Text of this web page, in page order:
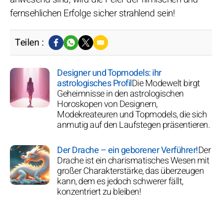
fernsehlichen Erfolge sicher strahlend sein!
Teilen :
Designer und Topmodels: ihr
astrologisches ProfilDie Modewelt birgt
Geheimnisse in den astrologischen
Horoskopen von Designern,
Modekreateuren und Topmodels, die sich
anmutig auf den Laufstegen präsentieren.
Der Drache – ein geborener Verführer!Der
Drache ist ein charismatisches Wesen mit
großer Charakterstärke, das überzeugen
kann, dem es jedoch schwerer fällt,
konzentriert zu bleiben!